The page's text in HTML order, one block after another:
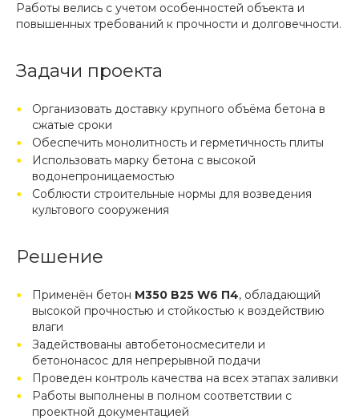
Работы велись с учетом особенностей объекта и
повышенных требований к прочности и долговечности.
Задачи проекта
Организовать доставку крупного объёма бетона в
сжатые сроки
Обеспечить монолитность и герметичность плиты
Использовать марку бетона с высокой
водонепроницаемостью
Соблюсти строительные нормы для возведения
культового сооружения
Решение
Применён бетон М350 B25 W6 П4, обладающий
высокой прочностью и стойкостью к воздействию
влаги
Задействованы автобетоносмесители и
бетононасос для непрерывной подачи
Проведен контроль качества на всех этапах заливки
Работы выполнены в полном соответствии с
проектной документацией